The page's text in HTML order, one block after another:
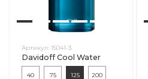
Артикул: 15041-3
Davidoff Cool Water
40 75 125 200